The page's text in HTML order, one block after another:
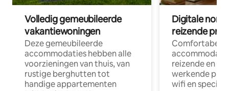
Volledig gemeubileerde
vakantiewoningen
Deze gemeubileerde
accommodaties hebben alle
voorzieningen van thuis, van
rustige berghutten tot
handige appartementen
Digitale
reizende
Comfortabele
reizende en
werkende
wifi en